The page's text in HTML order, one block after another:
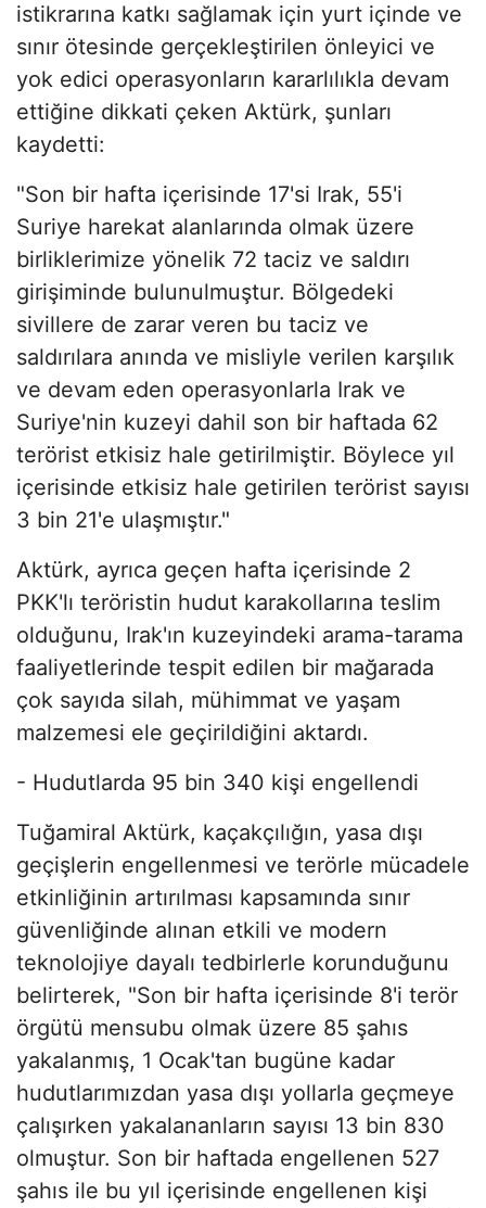
istikrarına katkı sağlamak için yurt içinde ve
sınır ötesinde gerçekleştirilen önleyici ve
yok edici operasyonların kararlılıkla devam
ettiğine dikkati çeken Aktürk, şunları
kaydetti:
"Son bir hafta içerisinde 17'si Irak, 55'i
Suriye harekat alanlarında olmak üzere
birliklerimize yönelik 72 taciz ve saldırı
girişiminde bulunulmuştur. Bölgedeki
sivillere de zarar veren bu taciz ve
saldırılara anında ve misliyle verilen karşılık
ve devam eden operasyonlarla Irak ve
Suriye'nin kuzeyi dahil son bir haftada 62
terörist etkisiz hale getirilmiştir. Böylece yıl
içerisinde etkisiz hale getirilen terörist sayısı
3 bin 21'e ulaşmıştır."
Aktürk, ayrıca geçen hafta içerisinde 2
PKK'lı teröristin hudut karakollarına teslim
olduğunu, Irak'ın kuzeyindeki arama-tarama
faaliyetlerinde tespit edilen bir mağarada
çok sayıda silah, mühimmat ve yaşam
malzemesi ele geçirildiğini aktardı.
- Hudutlarda 95 bin 340 kişi engellendi
Tuğamiral Aktürk, kaçakçılığın, yasa dışı
geçişlerin engellenmesi ve terörle mücadele
etkinliğinin artırılması kapsamında sınır
güvenliğinde alınan etkili ve modern
teknolojiye dayalı tedbirlerle korunduğunu
belirterek, "Son bir hafta içerisinde 8'i terör
örgütü mensubu olmak üzere 85 şahıs
yakalanmış, 1 Ocak'tan bugüne kadar
hudutlarımızdan yasa dışı yollarla geçmeye
çalışırken yakalananların sayısı 13 bin 830
olmuştur. Son bir haftada engellenen 527
şahıs ile bu yıl içerisinde engellenen kişi